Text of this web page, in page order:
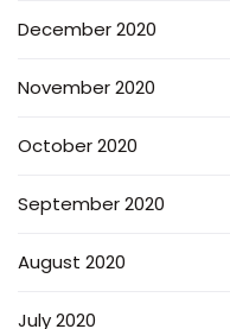
December 2020
November 2020
October 2020
September 2020
August 2020
July 2020